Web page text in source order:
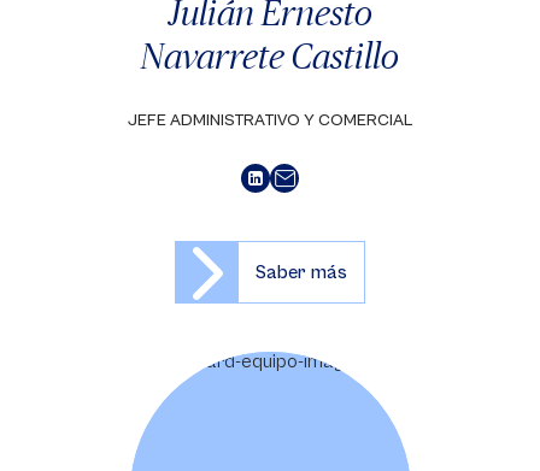
Julián Ernesto
Navarrete Castillo
JEFE ADMINISTRATIVO Y COMERCIAL
Saber más